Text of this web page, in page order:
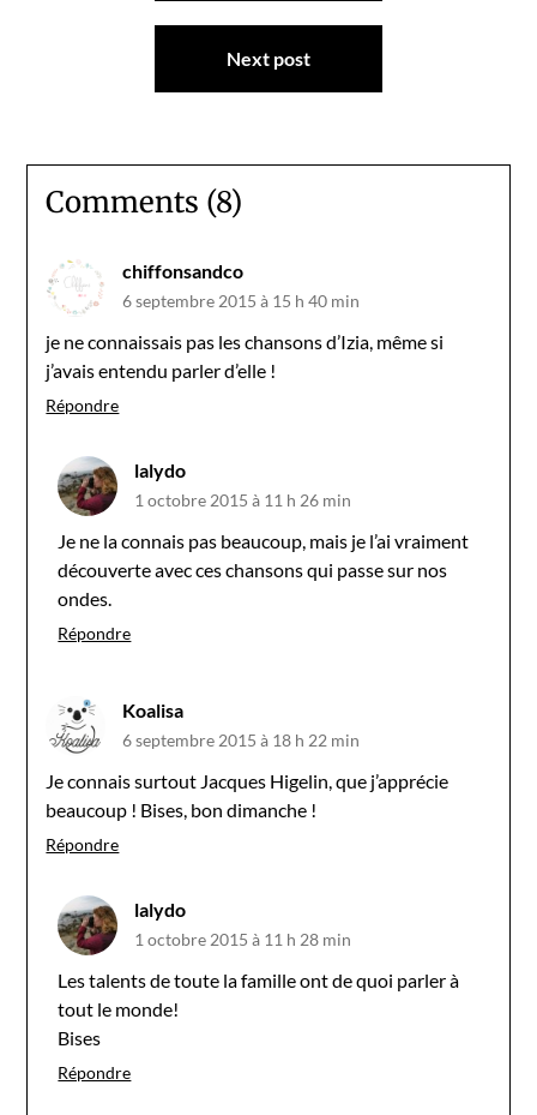
Next post
Comments (8)
chiffonsandco
6 septembre 2015 à 15 h 40 min
je ne connaissais pas les chansons d’Izia, même si
j’avais entendu parler d’elle !
Répondre
lalydo
1 octobre 2015 à 11 h 26 min
Je ne la connais pas beaucoup, mais je l’ai vraiment
découverte avec ces chansons qui passe sur nos
ondes.
Répondre
Koalisa
6 septembre 2015 à 18 h 22 min
Je connais surtout Jacques Higelin, que j’apprécie
beaucoup ! Bises, bon dimanche !
Répondre
lalydo
1 octobre 2015 à 11 h 28 min
Les talents de toute la famille ont de quoi parler à
tout le monde!
Bises
Répondre